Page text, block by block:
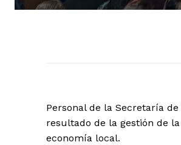
Personal de la Secretaría
resultado de la gestión de
economía local.